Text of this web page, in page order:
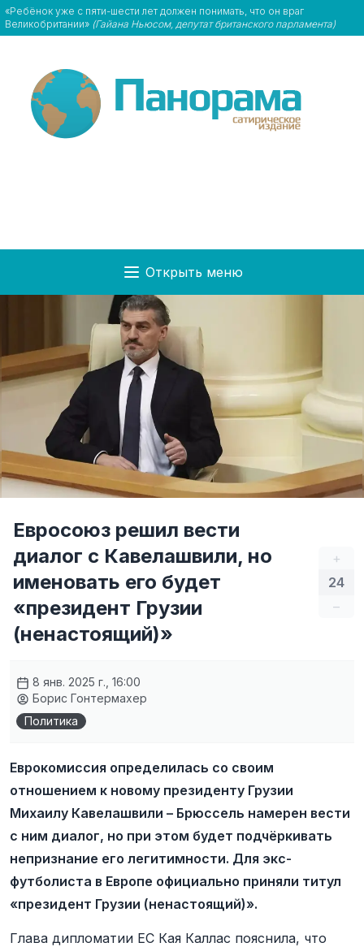
«Ребёнок уже с пяти-шести лет должен понимать, что он враг
Великобритании» (Гайана Ньюсом, депутат британского парламента)
Открыть меню
+
24
–
Евросоюз решил вести
диалог с Кавелашвили, но
именовать его будет
«президент Грузии
(ненастоящий)»
8 янв. 2025 г., 16:00
Борис Гонтермахер
Политика
Еврокомиссия определилась со своим
отношением к новому президенту Грузии
Михаилу Кавелашвили – Брюссель намерен вести
с ним диалог, но при этом будет подчёркивать
непризнание его легитимности. Для экс-
футболиста в Европе официально приняли титул
«президент Грузии (ненастоящий)».
Глава дипломатии ЕС Кая Каллас пояснила, что